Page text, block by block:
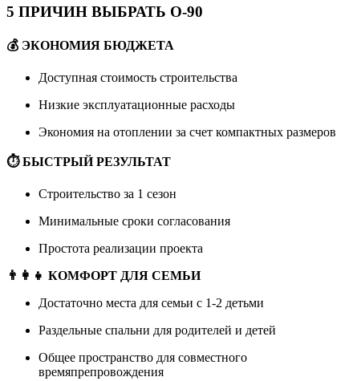
5 ПРИЧИН ВЫБРАТЬ О-90
💰 ЭКОНОМИЯ БЮДЖЕТА
Доступная стоимость строительства
Низкие эксплуатационные расходы
Экономия на отоплении за счет компактных размеров
⏱ БЫСТРЫЙ РЕЗУЛЬТАТ
Строительство за 1 сезон
Минимальные сроки согласования
Простота реализации проекта
👨‍👩‍👧 КОМФОРТ ДЛЯ СЕМЬИ
Достаточно места для семьи с 1-2 детьми
Раздельные спальни для родителей и детей
Общее пространство для совместного
времяпрепровождения